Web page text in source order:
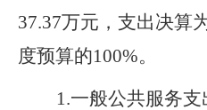
37.37万元，支出决算
度预算的100%。
1.一般公共服务